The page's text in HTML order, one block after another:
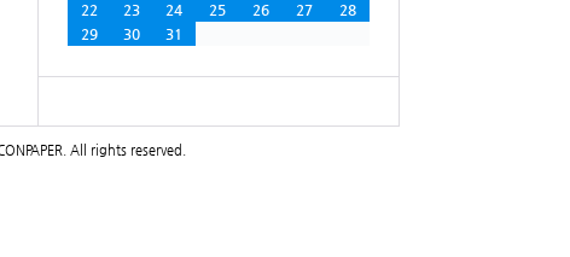
22
23 24 25 26 27
28
29
30 31
. All rights reserved.